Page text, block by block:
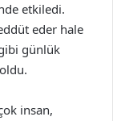
etkiledi.
eder hale
günlük
insan,